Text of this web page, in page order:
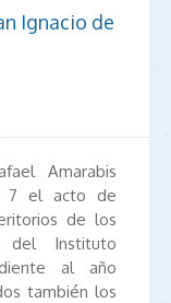
Ignacio de
Amarabis
7 el acto de
de los
del Instituto
al año
también los